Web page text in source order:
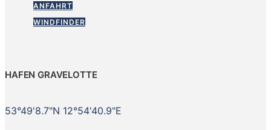
ANFAHRT
WINDFINDER
HAFEN GRAVELOTTE
53°49'8.7"N 12°54'40.9"E